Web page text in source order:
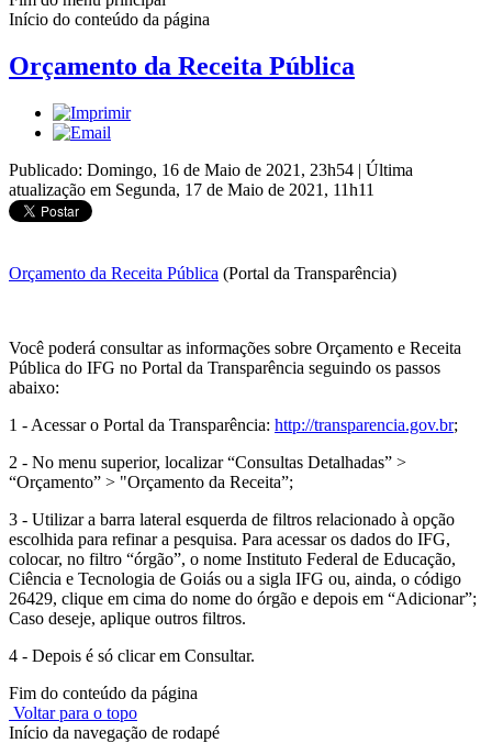
Início do conteúdo da página
Orçamento da Receita Pública
Publicado: Domingo, 16 de Maio de 2021, 23h54 | Última
atualização em Segunda, 17 de Maio de 2021, 11h11
Orçamento da Receita Pública (Portal da Transparência)
Você poderá consultar as informações sobre Orçamento e Receita
Pública do IFG no Portal da Transparência seguindo os passos
abaixo:
1 - Acessar o Portal da Transparência: http://transparencia.gov.br;
2 - No menu superior, localizar “Consultas Detalhadas” >
“Orçamento” > "Orçamento da Receita”;
3 - Utilizar a barra lateral esquerda de filtros relacionado à opção
escolhida para refinar a pesquisa. Para acessar os dados do IFG,
colocar, no filtro “órgão”, o nome Instituto Federal de Educação,
Ciência e Tecnologia de Goiás ou a sigla IFG ou, ainda, o código
26429, clique em cima do nome do órgão e depois em “Adicionar”;
Caso deseje, aplique outros filtros.
4 - Depois é só clicar em Consultar.
Fim do conteúdo da página
Voltar para o topo
Início da navegação de rodapé